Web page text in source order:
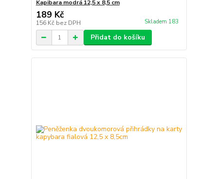
Kapibara modrá 12,5 x 8,5 cm
189 Kč
156 Kč bez DPH Skladem 183
Přidat do košíku